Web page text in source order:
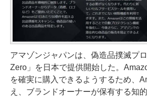
アマゾンジャパンは、偽造品撲滅プ
Zero」を日本で提供開始した。
を確実に購入できるようするため、
え、ブランドオーナーが保有する知